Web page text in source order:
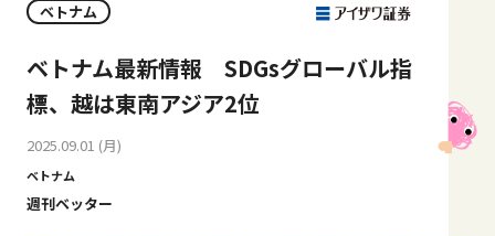
ベトナム
ベトナム最新情報 SDGsグローバル指
標、越は東南アジア2位
2025.09.01 (月)
ベトナム
週刊ベッター